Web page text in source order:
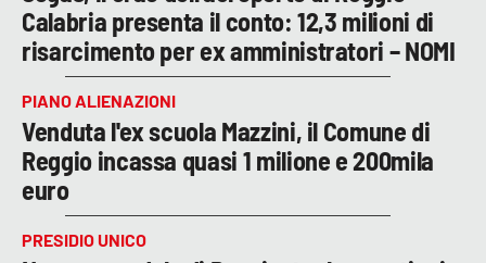
Calabria presenta il conto: 12,3 milioni di
risarcimento per ex amministratori – NOMI
PIANO ALIENAZIONI
Venduta l'ex scuola Mazzini, il Comune di
Reggio incassa quasi 1 milione e 200mila
euro
PRESIDIO UNICO